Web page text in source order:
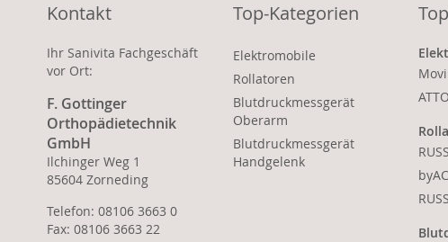
Kontakt
Ihr Sanivita Fachgeschäft
vor Ort:
F. Gottinger
Orthopädietechnik
GmbH
Ilchinger Weg 1
85604 Zorneding
Telefon: 08106 3663 0
Fax: 08106 3663 22
Top-Kategorien
Elektromobile
Rollatoren
Blutdruckmessgerät
Oberarm
Blutdruckmessgerät
Handgelenk
ATTO